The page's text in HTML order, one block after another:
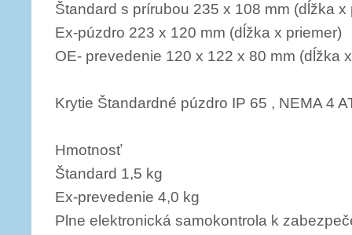
Štandard s prírubou 235 x 108 mm (dĺžka x
Ex-púzdro 223 x 120 mm (dĺžka x priemer)
OE- prevedenie 120 x 122 x 80 mm (dĺžka
Krytie Štandardné púzdro IP 65 , NEMA 4
Hmotnosť
Štandard 1,5 kg
Ex-prevedenie 4,0 kg
Plne elektronická samokontrola k